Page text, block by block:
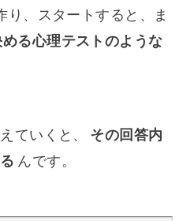
り、スタートすると、ま
る心理テストのような
ていくと、
その回答内
んです。